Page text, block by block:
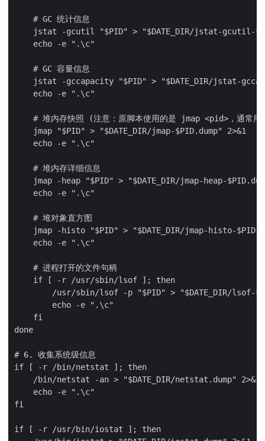
    # GC 统计信息
jstat -gcutil "$PID" > "$DATE_DIR/jstat-gcutil-
    echo -e ".\c"
    # GC 容量信息
jstat -gccapacity "$PID" > "$DATE_DIR/jstat-
    echo -e ".\c"
# 堆内存快照 (注意：原脚本使用的是 jmap <pid>，通常
    jmap "$PID" > "$DATE_DIR/jmap-$PID.dump" 2>&1
    echo -e ".\c"
    # 堆内存详细信息
jmap -heap "$PID" > "$DATE_DIR/jmap-heap-
    echo -e ".\c"
    # 堆对象直方图
jmap -histo "$PID" > "$DATE_DIR/jmap-histo-
    echo -e ".\c"
    # 进程打开的文件句柄
    if [ -r /usr/sbin/lsof ]; then
/usr/sbin/lsof -p "$PID" > "$DATE_DIR/lsof-
        echo -e ".\c"
    fi
done
# 6. 收集系统级信息
if [ -r /bin/netstat ]; then
    /bin/netstat -an > "$DATE_DIR/netstat.dump" 2>&1
    echo -e ".\c"
fi
if [ -r /usr/bin/iostat ]; then